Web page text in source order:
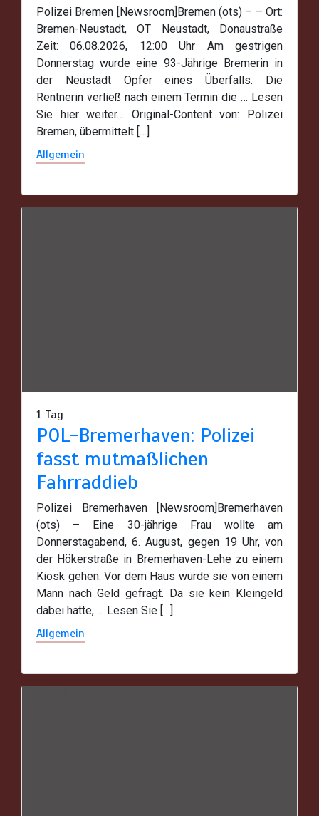
Polizei Bremen [Newsroom]Bremen (ots) – – Ort:
Bremen-Neustadt, OT Neustadt, Donaustraße
Zeit: 06.08.2026, 12:00 Uhr Am gestrigen
Donnerstag wurde eine 93-Jährige Bremerin in
der Neustadt Opfer eines Überfalls. Die
Rentnerin verließ nach einem Termin die … Lesen
Sie hier weiter… Original-Content von: Polizei
Bremen, übermittelt […]
Allgemein
1 Tag
POL-Bremerhaven: Polizei
fasst mutmaßlichen
Fahrraddieb
Polizei Bremerhaven [Newsroom]Bremerhaven
(ots) – Eine 30-jährige Frau wollte am
Donnerstagabend, 6. August, gegen 19 Uhr, von
der Hökerstraße in Bremerhaven-Lehe zu einem
Kiosk gehen. Vor dem Haus wurde sie von einem
Mann nach Geld gefragt. Da sie kein Kleingeld
dabei hatte, … Lesen Sie […]
Allgemein